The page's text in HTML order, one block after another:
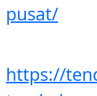
pusat/
https://